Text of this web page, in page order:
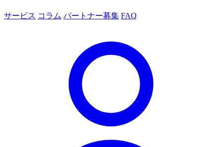
サービス コラム パートナー募集 FAQ